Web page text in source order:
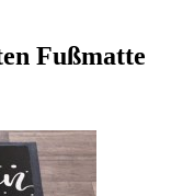
Fußmatte